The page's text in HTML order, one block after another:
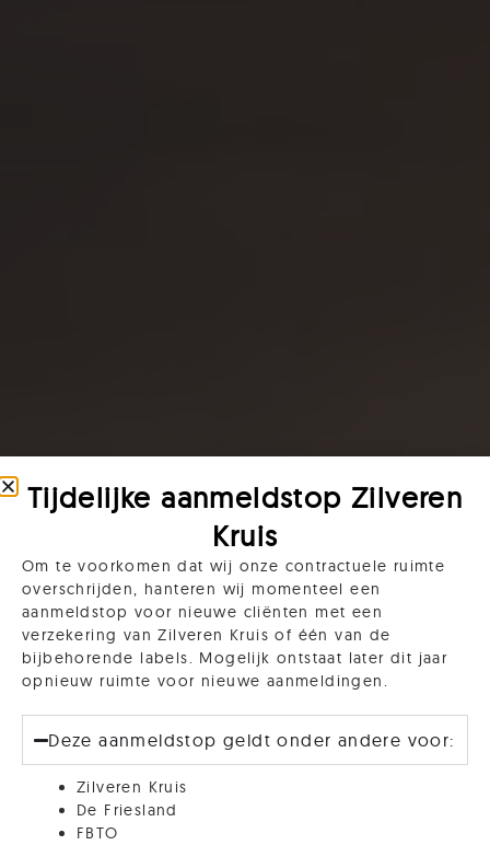
Tijdelijke aanmeldstop Zilveren
Kruis
Om te voorkomen dat wij onze contractuele ruimte
overschrijden, hanteren wij momenteel een
aanmeldstop voor nieuwe cliënten met een
verzekering van Zilveren Kruis of één van de
bijbehorende labels. Mogelijk ontstaat later dit jaar
opnieuw ruimte voor nieuwe aanmeldingen.
Deze aanmeldstop geldt onder andere voor:
Zilveren Kruis
De Friesland
FBTO